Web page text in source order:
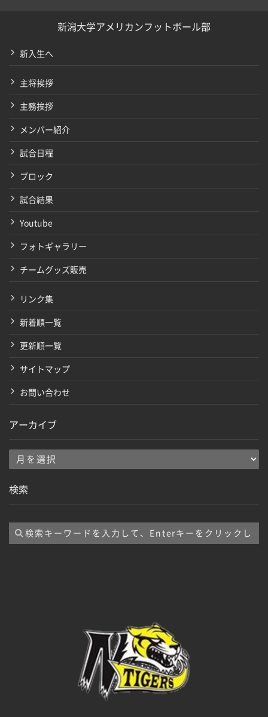
新潟大学アメリカンフットボール部
新入生へ
主将挨拶
主務挨拶
メンバー紹介
試合日程
ブロック
試合結果
Youtube
フォトギャラリー
チームグッズ販売
リンク集
新着順一覧
更新順一覧
サイトマップ
お問い合わせ
アーカイブ
ア
カ
ブ
検索